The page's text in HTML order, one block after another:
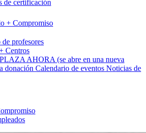
de certificación
+ Compromiso
profesores
Centros
AHORA (se abre en una nueva
donación Calendario de eventos Noticias de